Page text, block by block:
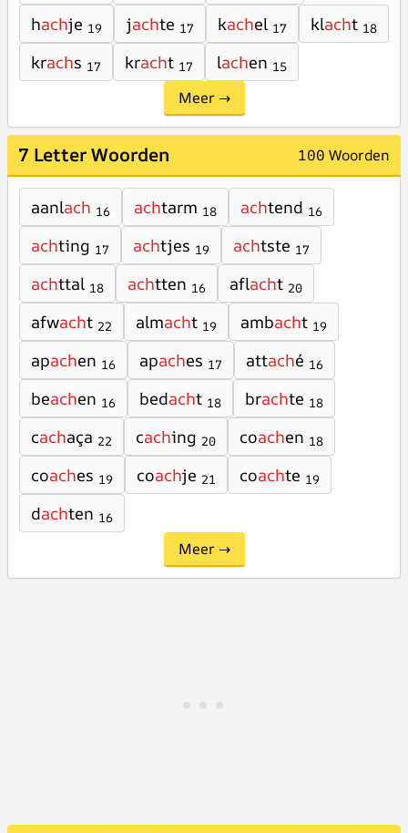
hachje 19 jachte 17 kachel 17 klacht 18
krachs 17 kracht 17 lachen 15
Meer →
7 Letter Woorden 100 Woorden
aanlach 16 achtarm 18 achtend 16
achting 17 achtjes 19 achtste 17
achttal 18 achtten 16 aflacht 20
afwacht 22 almacht 19 ambacht 19
apachen 16 apaches 17 attaché 16
beachen 16 bedacht 18 brachte 18
cachaça 22 caching 20 coachen 18
coaches 19 coachje 21 coachte 19
dachten 16
Meer →